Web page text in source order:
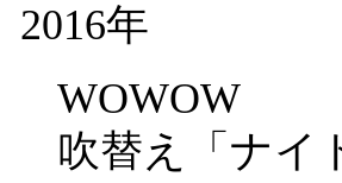
2016年
WOWOW
吹替え「ナイ